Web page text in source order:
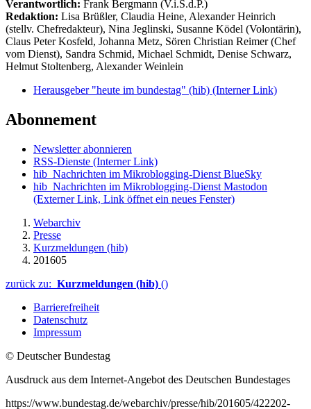
Verantwortlich: Frank Bergmann (V.i.S.d.P.)
Redaktion: Lisa Brüßler, Claudia Heine, Alexander Heinrich
(stellv. Chefredakteur), Nina Jeglinski, Susanne Ködel (Volontärin),
Claus Peter Kosfeld, Johanna Metz, Sören Christian Reimer (Chef
vom Dienst), Sandra Schmid, Michael Schmidt, Denise Schwarz,
Helmut Stoltenberg, Alexander Weinlein
Herausgeber "heute im bundestag" (hib) (Interner Link)
Abonnement
Newsletter abonnieren
RSS-Dienste (Interner Link)
hib_Nachrichten im Mikroblogging-Dienst BlueSky
hib_Nachrichten im Mikroblogging-Dienst Mastodon
(Externer Link, Link öffnet ein neues Fenster)
Webarchiv
Presse
Kurzmeldungen (hib)
201605
zurück zu: Kurzmeldungen (hib) ()
Barrierefreiheit
Datenschutz
Impressum
© Deutscher Bundestag
Ausdruck aus dem Internet-Angebot des Deutschen Bundestages
https://www.bundestag.de/webarchiv/presse/hib/201605/422202-